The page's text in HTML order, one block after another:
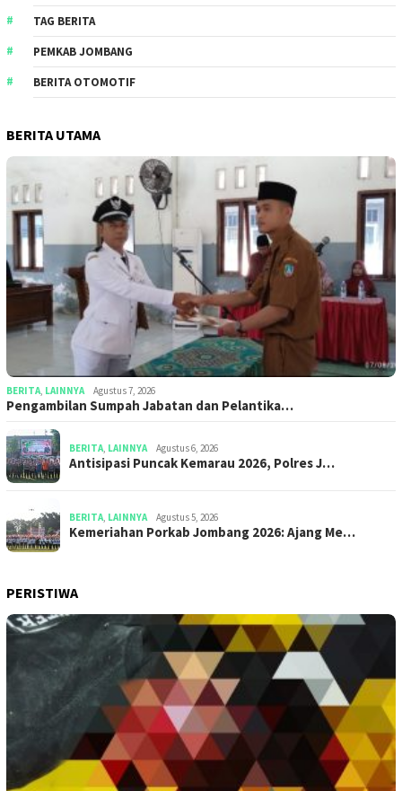
TAG BERITA
PEMKAB JOMBANG
BERITA OTOMOTIF
BERITA UTAMA
BERITA, LAINNYA Agustus 7, 2026
Pengambilan Sumpah Jabatan dan Pelantika…
BERITA, LAINNYA Agustus 6, 2026
Antisipasi Puncak Kemarau 2026, Polres J…
BERITA, LAINNYA Agustus 5, 2026
Kemeriahan Porkab Jombang 2026: Ajang Me…
PERISTIWA